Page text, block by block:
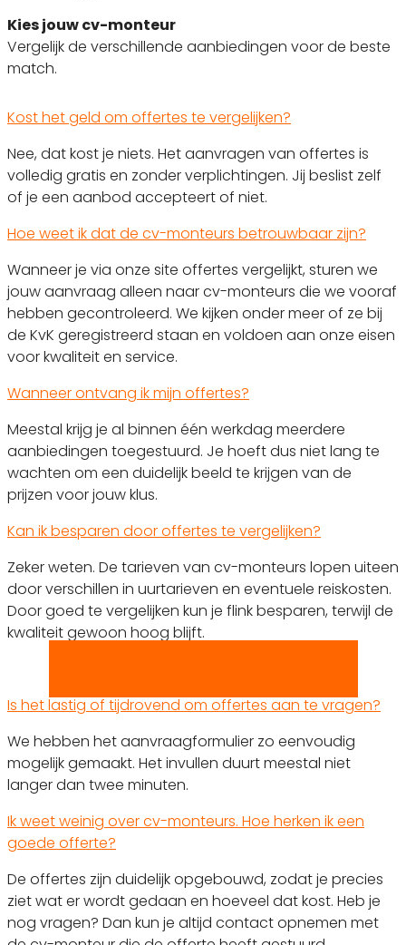
Kies jouw cv-monteur
Vergelijk de verschillende aanbiedingen voor de beste
match.
Kost het geld om offertes te vergelijken?
Nee, dat kost je niets. Het aanvragen van offertes is
volledig gratis en zonder verplichtingen. Jij beslist zelf
of je een aanbod accepteert of niet.
Hoe weet ik dat de cv-monteurs betrouwbaar zijn?
Wanneer je via onze site offertes vergelijkt, sturen we
jouw aanvraag alleen naar cv-monteurs die we vooraf
hebben gecontroleerd. We kijken onder meer of ze bij
de KvK geregistreerd staan en voldoen aan onze eisen
voor kwaliteit en service.
Wanneer ontvang ik mijn offertes?
Meestal krijg je al binnen één werkdag meerdere
aanbiedingen toegestuurd. Je hoeft dus niet lang te
wachten om een duidelijk beeld te krijgen van de
prijzen voor jouw klus.
Kan ik besparen door offertes te vergelijken?
Zeker weten. De tarieven van cv-monteurs lopen uiteen
door verschillen in uurtarieven en eventuele reiskosten.
Door goed te vergelijken kun je flink besparen, terwijl de
kwaliteit gewoon hoog blijft.
Is het lastig of tijdrovend om offertes aan te vragen?
We hebben het aanvraagformulier zo eenvoudig
mogelijk gemaakt. Het invullen duurt meestal niet
langer dan twee minuten.
Ik weet weinig over cv-monteurs. Hoe herken ik een
goede offerte?
De offertes zijn duidelijk opgebouwd, zodat je precies
ziet wat er wordt gedaan en hoeveel dat kost. Heb je
nog vragen? Dan kun je altijd contact opnemen met